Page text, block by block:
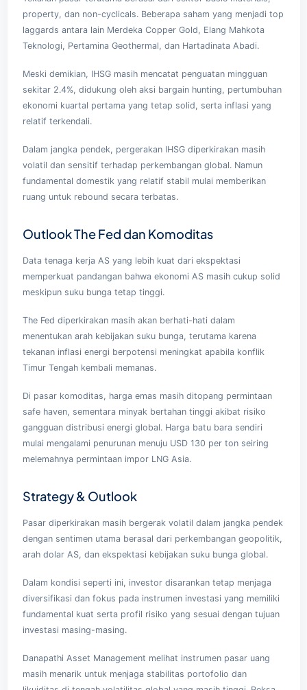
property, dan non-cyclicals. Beberapa saham yang menjadi top
laggards antara lain Merdeka Copper Gold, Elang Mahkota
Teknologi, Pertamina Geothermal, dan Hartadinata Abadi.
Meski demikian, IHSG masih mencatat penguatan mingguan
sekitar 2.4%, didukung oleh aksi bargain hunting, pertumbuhan
ekonomi kuartal pertama yang tetap solid, serta inflasi yang
relatif terkendali.
Dalam jangka pendek, pergerakan IHSG diperkirakan masih
volatil dan sensitif terhadap perkembangan global. Namun
fundamental domestik yang relatif stabil mulai memberikan
ruang untuk rebound secara terbatas.
Outlook The Fed dan Komoditas
Data tenaga kerja AS yang lebih kuat dari ekspektasi
memperkuat pandangan bahwa ekonomi AS masih cukup solid
meskipun suku bunga tetap tinggi.
The Fed diperkirakan masih akan berhati-hati dalam
menentukan arah kebijakan suku bunga, terutama karena
tekanan inflasi energi berpotensi meningkat apabila konflik
Timur Tengah kembali memanas.
Di pasar komoditas, harga emas masih ditopang permintaan
safe haven, sementara minyak bertahan tinggi akibat risiko
gangguan distribusi energi global. Harga batu bara sendiri
mulai mengalami penurunan menuju USD 130 per ton seiring
melemahnya permintaan impor LNG Asia.
Strategy & Outlook
Pasar diperkirakan masih bergerak volatil dalam jangka pendek
dengan sentimen utama berasal dari perkembangan geopolitik,
arah dolar AS, dan ekspektasi kebijakan suku bunga global.
Dalam kondisi seperti ini, investor disarankan tetap menjaga
diversifikasi dan fokus pada instrumen investasi yang memiliki
fundamental kuat serta profil risiko yang sesuai dengan tujuan
investasi masing-masing.
Danapathi Asset Management melihat instrumen pasar uang
masih menarik untuk menjaga stabilitas portofolio dan